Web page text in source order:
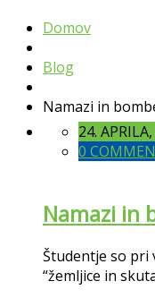
Domov
Blog
Namazi in
24.
0
Namazi in
Študentje so pri
“žemljice in